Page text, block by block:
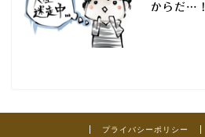
からだ…！
プライバシーポリシー